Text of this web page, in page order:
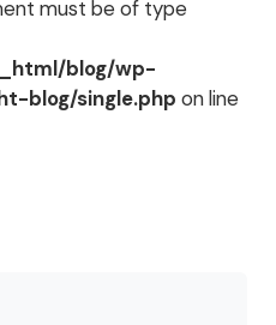
must be of type
blog/wp-
blog/single.php on line